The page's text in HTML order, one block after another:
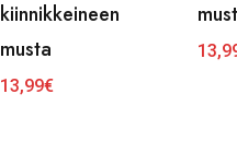
kiinnikkeineen
musta
13,99€